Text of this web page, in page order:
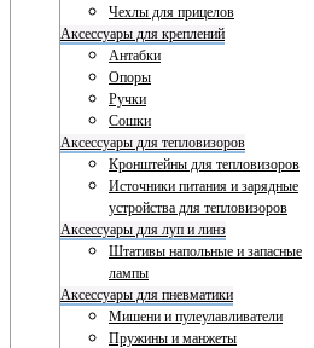
Чехлы для прицелов
Аксессуары для креплений
Антабки
Опоры
Ручки
Сошки
Аксессуары для тепловизоров
Кронштейны для тепловизоров
Источники питания и зарядные
устройства для тепловизоров
Аксессуары для луп и линз
Штативы напольные и запасные
лампы
Аксессуары для пневматики
Мишени и пулеулавливатели
Пружины и манжеты